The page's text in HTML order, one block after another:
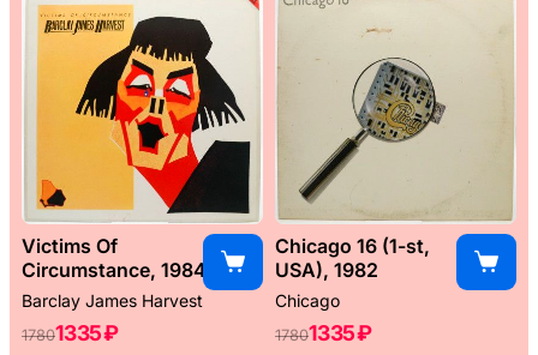
Victims Of
Circumstance, 1984
Barclay James Harvest
17801335 ₽
Chicago 16 (1-st,
USA), 1982
Chicago
17801335 ₽